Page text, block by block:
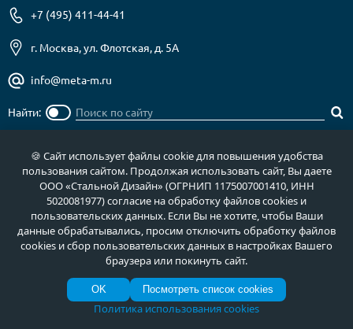
+7 (495) 411-44-41
г. Москва, ул. Флотская, д. 5А
info@meta-m.ru
Найти:
Отзывы
Полезное
Услуги
Как купить
Документы
Фото продукции
Гарантии и возврат
🍪 Сайт использует файлы cookie для повышения удобства
пользования сайтом. Продолжая использовать сайт, Вы даете
ООО «Стальной Дизайн» (ОГРНИП 1175007001410, ИНН
5020081977) согласие на обработку файлов cookies и
пользовательских данных. Если Вы не хотите, чтобы Ваши
данные обрабатывались, просим отключить обработку файлов
cookies и сбор пользовательских данных в настройках Вашего
браузера или покинуть сайт.
OK Посмотреть список cookies
Политика использования cookies